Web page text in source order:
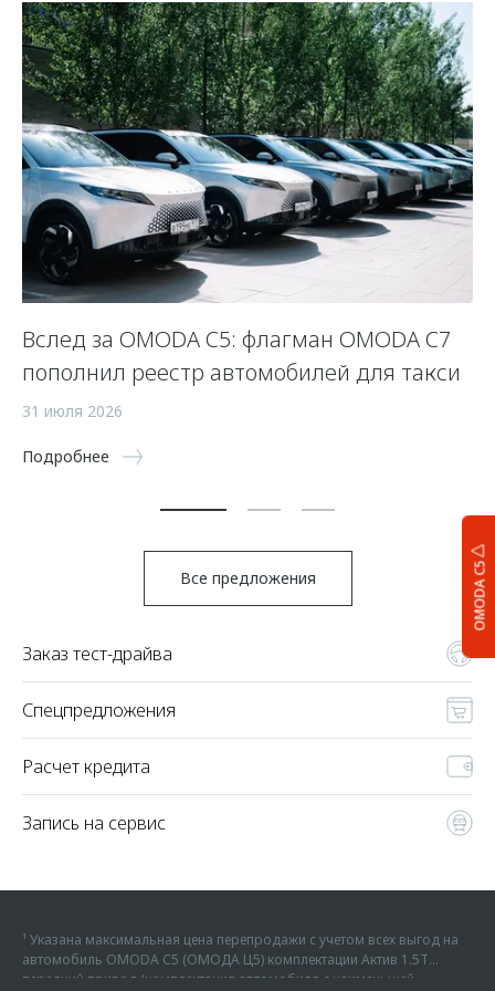
OMODA C5
Вслед за OMODA C5: флагман OMODA C7
пополнил реестр автомобилей для такси
31 июля 2026
Подробнее
Все предложения
Заказ тест-драйва
Спецпредложения
Расчет кредита
Запись на сервис
¹ Указана максимальная цена перепродажи с учетом всех выгод на
автомобиль OMODA C5 (ОМОДА Ц5) комплектации Актив 1.5Т
передний привод (комплектация автомобиля с наименьшей